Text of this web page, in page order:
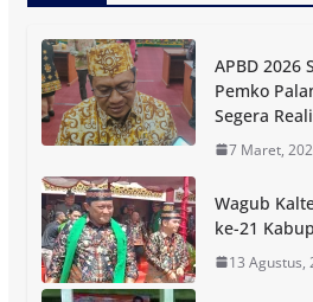
APBD 2026
Pemko
Segera
7 Maret,
Wagub
ke-21
13 Agustus,